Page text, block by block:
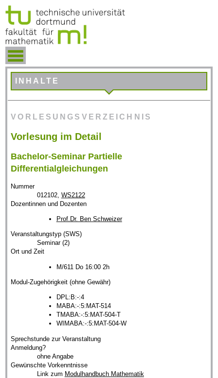
INHALTE
VORLESUNGSVERZEICHNIS
Vorlesung im Detail
Bachelor-Seminar Partielle
Differentialgleichungen
Nummer
012102, WS2122
Dozentinnen und Dozenten
Prof.Dr. Ben Schweizer
Veranstaltungstyp (SWS)
Seminar (2)
Ort und Zeit
M/611 Do 16:00 2h
Modul-Zugehörigkeit (ohne Gewähr)
DPL:B:-:4
MABA:-:5:MAT-514
TMABA:-:5:MAT-504-T
WIMABA:-:5:MAT-504-W
Sprechstunde zur Veranstaltung
Anmeldung?
ohne Angabe
Gewünschte Vorkenntnisse
Link zum Modulhandbuch Mathematik